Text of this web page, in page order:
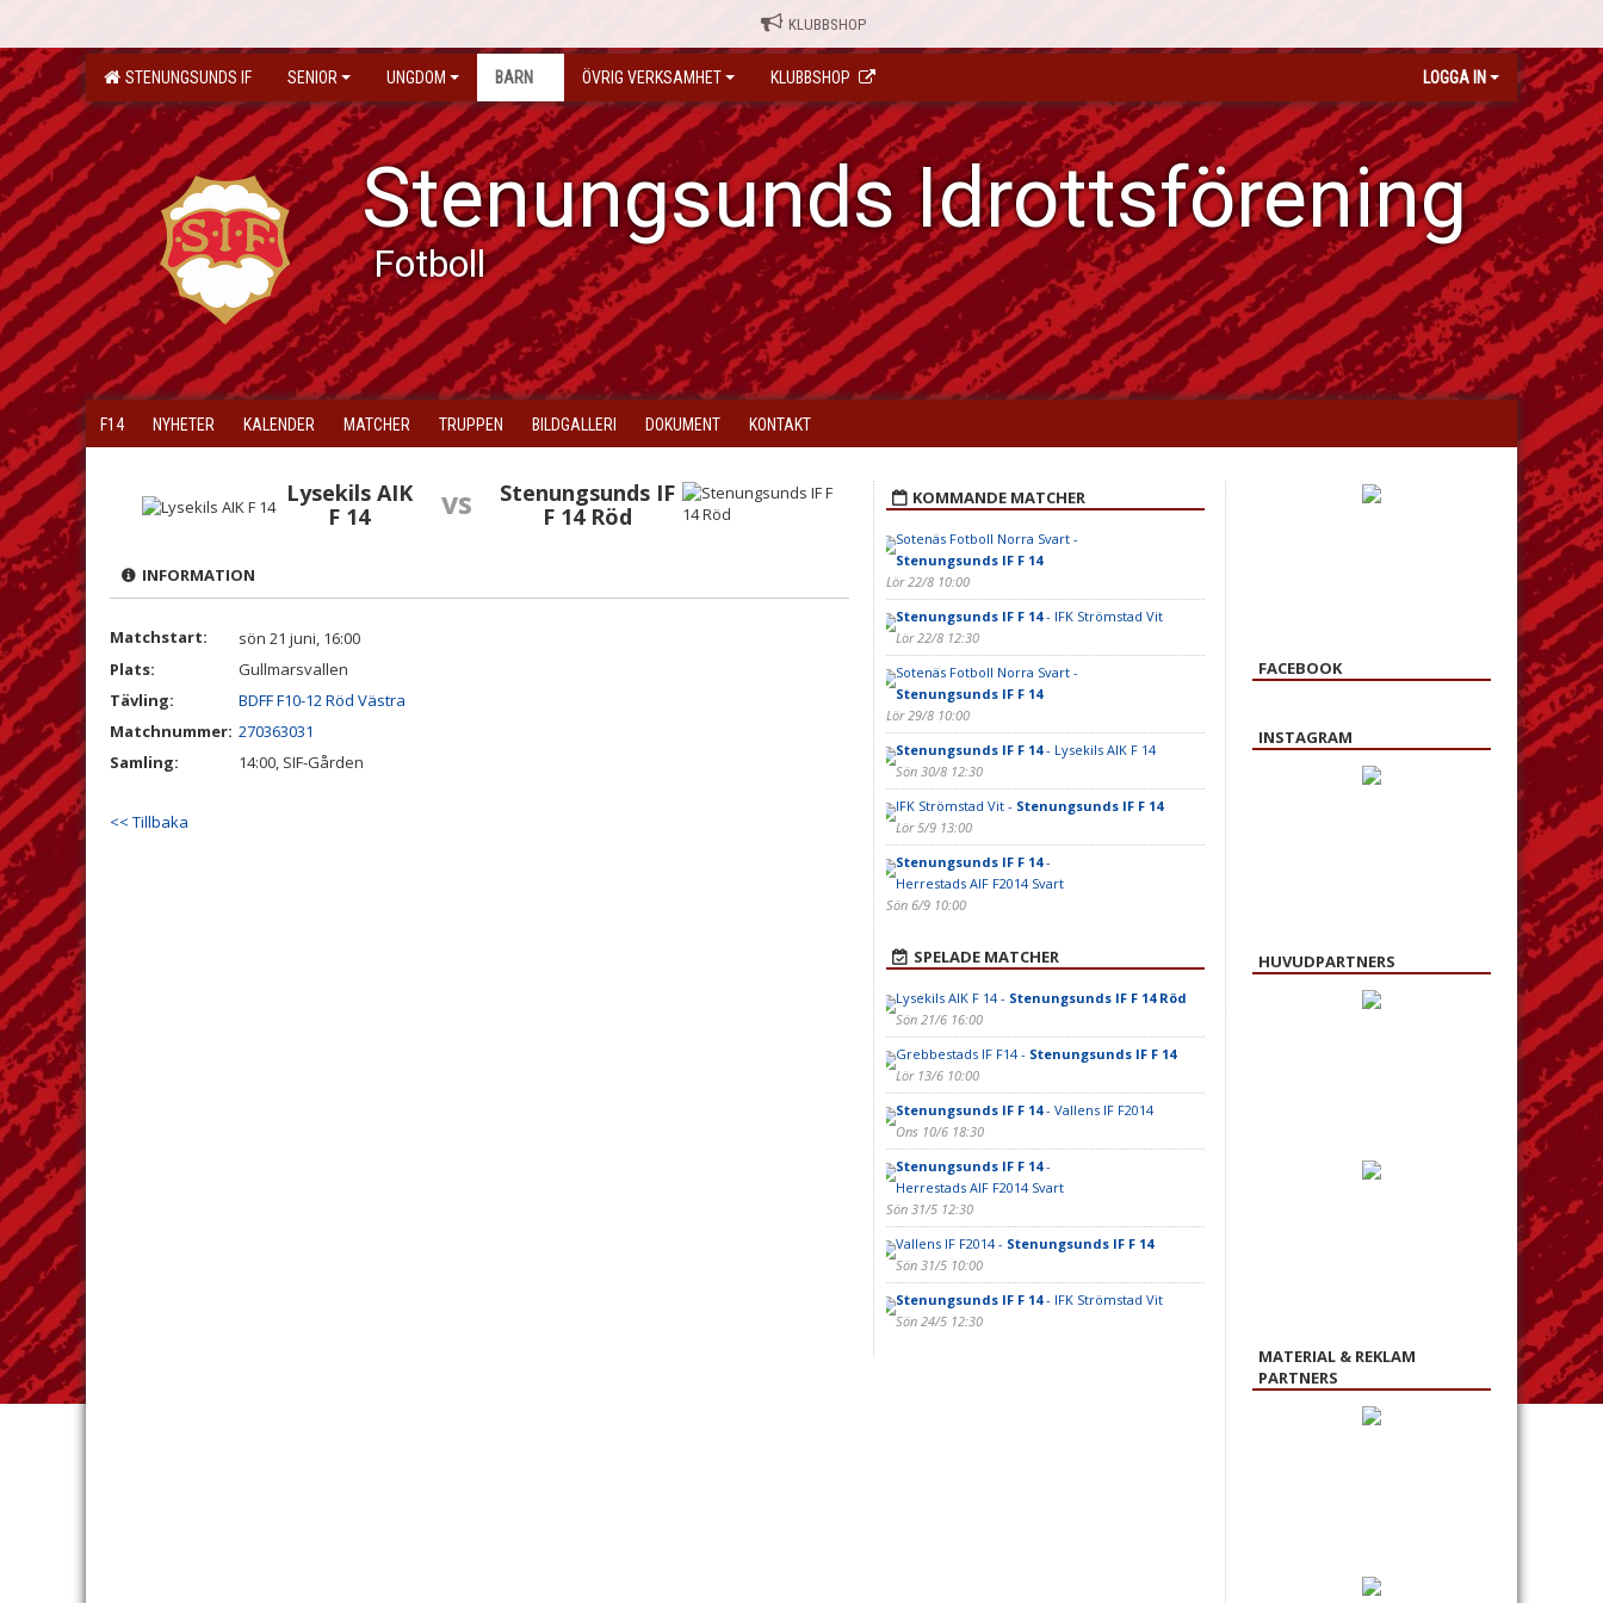
KLUBBSHOP
STENUNGSUNDS IF SENIOR UNGDOM BARN ÖVRIG VERKSAMHET KLUBBSHOP LOGGA IN
Stenungsunds Idrottsförening
Fotboll
F14 NYHETER KALENDER MATCHER TRUPPEN BILDGALLERI DOKUMENT KONTAKT
Lysekils AIK
F 14
vs
Stenungsunds IF
F 14 Röd
INFORMATION
Matchstart:
sön 21 juni, 16:00
Plats:
Gullmarsvallen
Tävling:
BDFF F10-12 Röd Västra
Matchnummer: 270363031
Samling:
14:00, SIF-Gården
<< Tillbaka
KOMMANDE MATCHER
Sotenäs Fotboll Norra Svart -
Stenungsunds IF F 14
Lör 22/8 10:00
Stenungsunds IF F 14- IFK Strömstad Vit
Lör 22/8 12:30
Sotenäs Fotboll Norra Svart -
Stenungsunds IF F 14
Lör 29/8 10:00
Stenungsunds IF F 14- Lysekils AIK F 14
Sön 30/8 12:30
IFK Strömstad Vit - Stenungsunds IF F 14
Lör 5/9 13:00
Stenungsunds IF F 14-
Herrestads AIF F2014 Svart
Sön 6/9 10:00
SPELADE MATCHER
Lysekils AIK F 14 - Stenungsunds IF F 14 Röd
Sön 21/6 16:00
Grebbestads IF F14 - Stenungsunds IF F 14
Lör 13/6 10:00
Stenungsunds IF F 14- Vallens IF F2014
Ons 10/6 18:30
Stenungsunds IF F 14-
Herrestads AIF F2014 Svart
Sön 31/5 12:30
Vallens IF F2014 - Stenungsunds IF F 14
Sön 31/5 10:00
Stenungsunds IF F 14- IFK Strömstad Vit
Sön 24/5 12:30
FACEBOOK
INSTAGRAM
HUVUDPARTNERS
MATERIAL & REKLAM
PARTNERS